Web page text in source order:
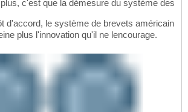
c'est que la démesure du système des
d'accord, le système de brevets américain
plus l'innovation qu'il ne lencourage.